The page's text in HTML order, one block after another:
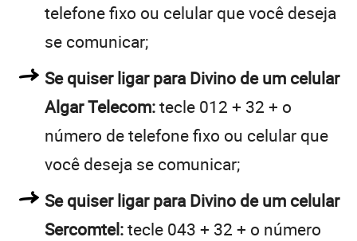
telefone fixo ou celular que você deseja
se comunicar;
Se quiser ligar para Divino de um celular
Algar Telecom:tecle 012 + 32 + o
número de telefone fixo ou celular que
você deseja se comunicar;
Se quiser ligar para Divino de um celular
Sercomtel:tecle 043 + 32 + o número